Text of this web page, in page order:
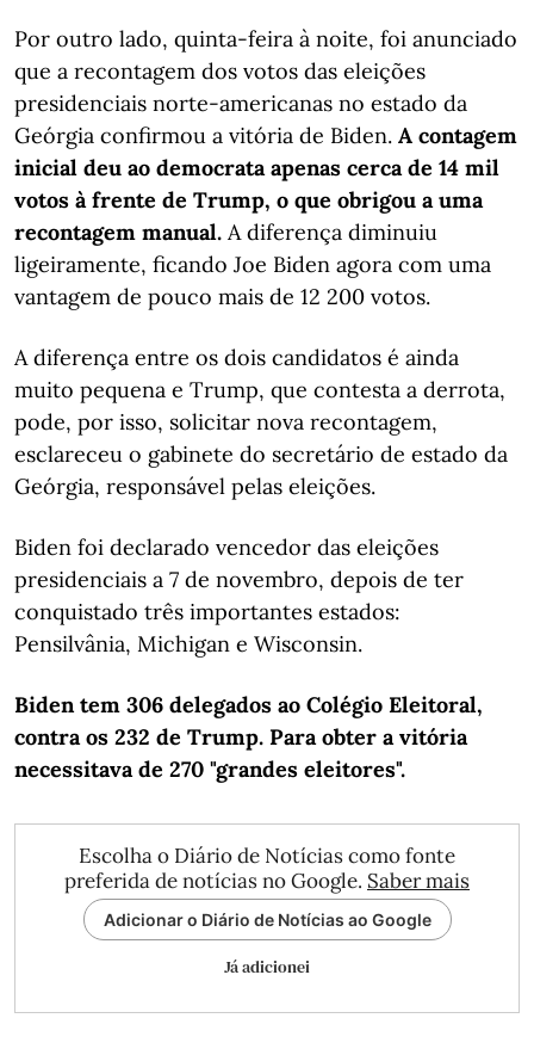
Por outro lado, quinta-feira à noite, foi anunciado
que a recontagem dos votos das eleições
presidenciais norte-americanas no estado da
Geórgia confirmou a vitória de Biden. A contagem
inicial deu ao democrata apenas cerca de 14 mil
votos à frente de Trump, o que obrigou a uma
recontagem manual. A diferença diminuiu
ligeiramente, ficando Joe Biden agora com uma
vantagem de pouco mais de 12 200 votos.
A diferença entre os dois candidatos é ainda
muito pequena e Trump, que contesta a derrota,
pode, por isso, solicitar nova recontagem,
esclareceu o gabinete do secretário de estado da
Geórgia, responsável pelas eleições.
Biden foi declarado vencedor das eleições
presidenciais a 7 de novembro, depois de ter
conquistado três importantes estados:
Pensilvânia, Michigan e Wisconsin.
Biden tem 306 delegados ao Colégio Eleitoral,
contra os 232 de Trump. Para obter a vitória
necessitava de 270 "grandes eleitores".
Escolha o Diário de Notícias como fonte
preferida de notícias no Google. Saber mais
Adicionar o Diário de Notícias ao Google
Já adicionei